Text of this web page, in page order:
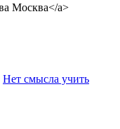
Москва</a>
Нет смысла учить